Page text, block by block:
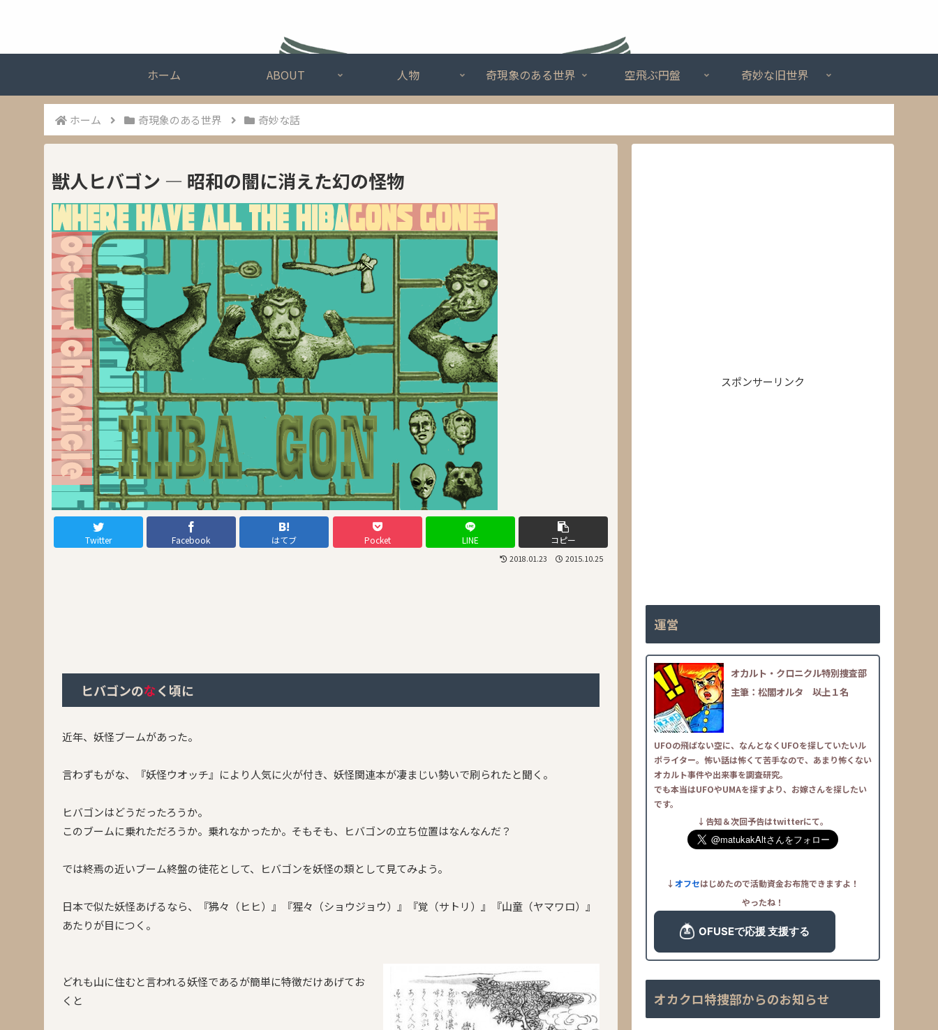
ホーム ABOUT 人物 奇現象のある世界 空飛ぶ円盤 奇妙な旧世界
ホーム 奇現象のある世界 奇妙な話
獣人ヒバゴン ― 昭和の闇に消えた幻の怪物
Twitter Facebook はてブ Pocket LINE コピー
2018.01.23 2015.10.25
ヒバゴンのなく頃に
近年、妖怪ブームがあった。
言わずもがな、『妖怪ウオッチ』により人気に火が付き、妖怪関連本が凄まじい勢いで刷られたと聞く。
ヒバゴンはどうだったろうか。
このブームに乗れただろうか。乗れなかったか。そもそも、ヒバゴンの立ち位置はなんなんだ？
では終焉の近いブーム終盤の徒花として、ヒバゴンを妖怪の類として見てみよう。
日本で似た妖怪あげるなら、『狒々（ヒヒ）』『猩々（ショウジョウ）』『覚（サトリ）』『山童（ヤマワロ）』
あたりが目につく。
どれも山に住むと言われる妖怪であるが簡単に特徴だけあげてお
くと
スポンサーリンク
運営
オカルト・クロニクル特別捜査部
主筆：松閣オルタ ――以上１名
UFOの飛ばない空に、なんとなくUFOを探していたいル
ポライター。怖い話は怖くて苦手なので、あまり怖くない
オカルト事件や出来事を調査研究。
でも本当はUFOやUMAを探すより、お嫁さんを探したい
です。
↓告知＆次回予告はtwitterにて。
↓オフセはじめたので活動資金お布施できますよ！
やったね！
オカクロ特捜部からのお知らせ